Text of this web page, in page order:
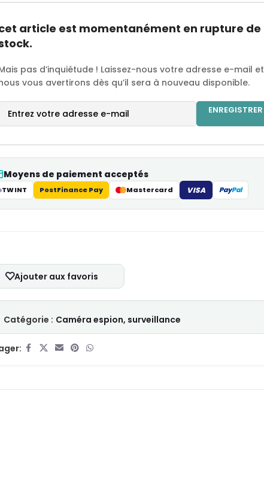
article est momentanément en rupture de
pas d’inquiétude ! Laissez-nous votre adresse e-mail et
vous avertirons dès qu’il sera à nouveau disponible.
ENREGISTRER
Moyens de paiement acceptés
TWINT PostFinance Pay Mastercard VISA PayPal
Ajouter aux favoris
Catégorie : Caméra espion, surveillance